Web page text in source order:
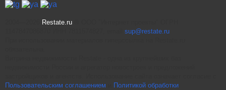
Restate.ru
sup@restate.ru
Пользовательским соглашением
Политикой обработки